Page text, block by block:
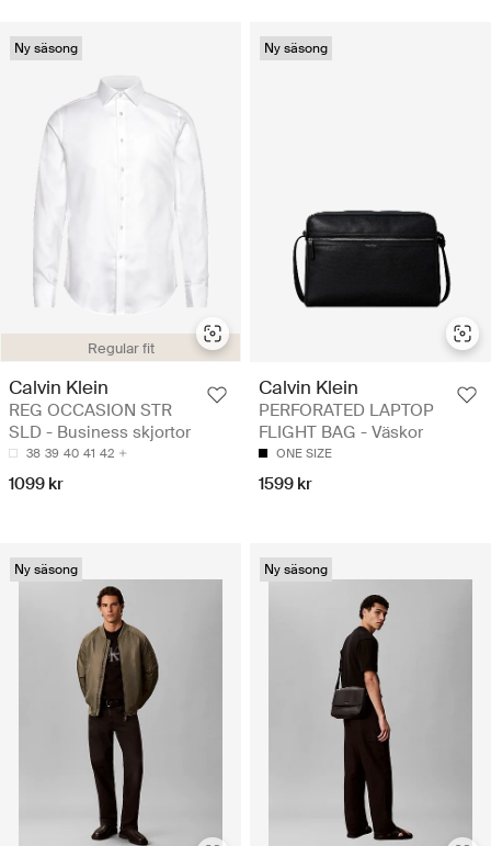
Regular fit
Ny säsong
Calvin Klein
REG OCCASION STR
SLD - Business skjortor
38 39 40 41 42
1099 kr
Ny säsong
Calvin Klein
PERFORATED LAPTOP
FLIGHT BAG - Väskor
ONE SIZE
1599 kr
Ny säsong Ny säsong